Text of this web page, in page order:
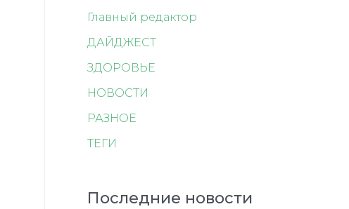
Главный редактор
ДАЙДЖЕСТ
ЗДОРОВЬЕ
НОВОСТИ
РАЗНОЕ
ТЕГИ
Последние новости